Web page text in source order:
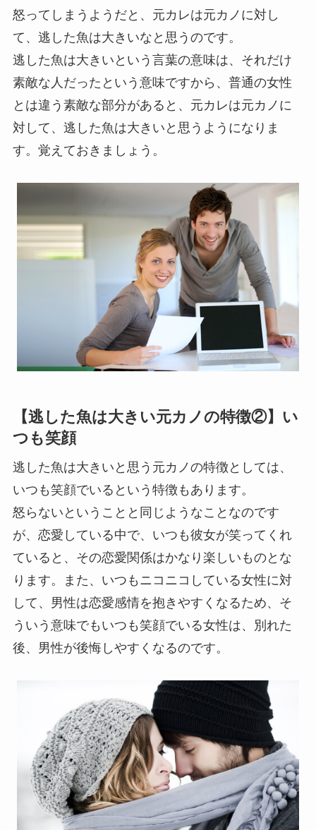
怒ってしまうようだと、元カレは元カノに対し
て、逃した魚は大きいなと思うのです。
逃した魚は大きいという言葉の意味は、それだけ
素敵な人だったという意味ですから、普通の女性
とは違う素敵な部分があると、元カレは元カノに
対して、逃した魚は大きいと思うようになりま
す。覚えておきましょう。
【逃した魚は大きい元カノの特徴②】い
つも笑顔
逃した魚は大きいと思う元カノの特徴としては、
いつも笑顔でいるという特徴もあります。
怒らないということと同じようなことなのです
が、恋愛している中で、いつも彼女が笑ってくれ
ていると、その恋愛関係はかなり楽しいものとな
ります。また、いつもニコニコしている女性に対
して、男性は恋愛感情を抱きやすくなるため、そ
ういう意味でもいつも笑顔でいる女性は、別れた
後、男性が後悔しやすくなるのです。